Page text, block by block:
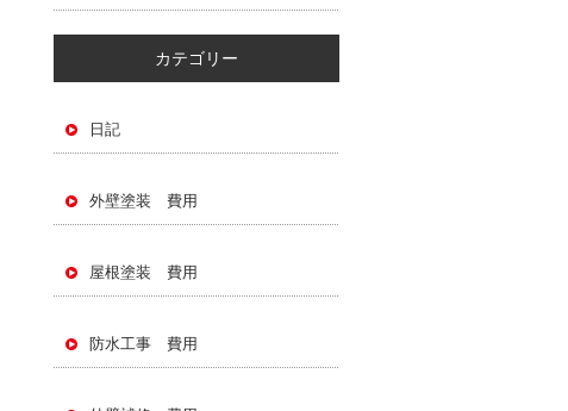
カテゴリー
日記
外壁塗装 費用
屋根塗装 費用
防水工事 費用